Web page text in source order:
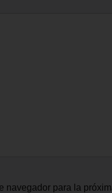
navegador para la